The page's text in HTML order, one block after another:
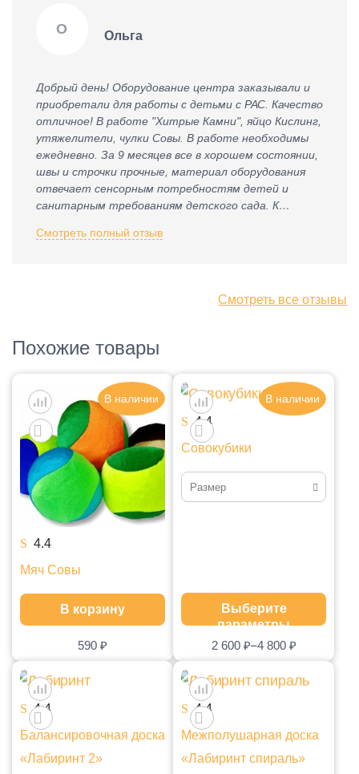
О Ольга
Добрый день! Оборудование центра заказывали и
приобретали для работы с детьми с РАС. Качество
отличное! В работе "Хитрые Камни", яйцо Кислинг,
утяжелители, чулки Совы. В работе необходимы
ежедневно. За 9 месяцев все в хорошем состоянии,
швы и строчки прочные, материал оборудования
отвечает сенсорным потребностям детей и
санитарным требованиям детского сада. К
Смотреть полный отзыв
Смотреть все отзывы
Похожие товары
В наличии
590 ₽
4.4
Мяч Совы
В корзину
В наличии
2 600 ₽–4 800 ₽
4.4
Совокубики
Размер
Выберите
параметры
4.4
Балансировочная доска
«Лабиринт 2»
4.4
Межполушарная доска
«Лабиринт спираль»